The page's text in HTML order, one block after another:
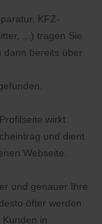
KFZ-
...) tragen Sie
dann bereits über
wirkt
und dient
Webseite.
und genauer Ihre
öfter werden
in